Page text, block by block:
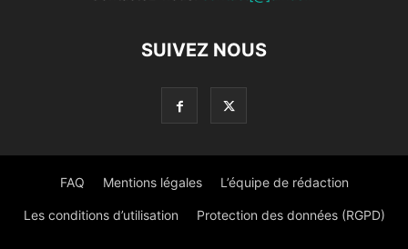
SUIVEZ NOUS
FAQ Mentions légales L’équipe de rédaction
Les conditions d’utilisation Protection des données (RGPD)